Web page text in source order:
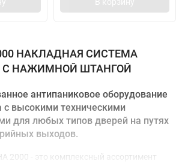
НАКЛАДНАЯ СИСТЕМА
НАЖИМНОЙ ШТАНГОЙ
антипаниковое оборудование
с высокими техническими
для любых типов дверей на путях
выходов.
2000 - это комплексный ассортимент